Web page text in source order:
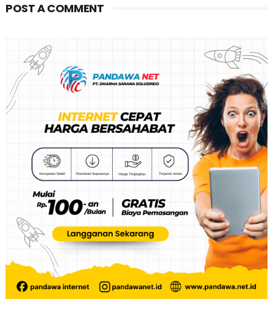
POST A COMMENT